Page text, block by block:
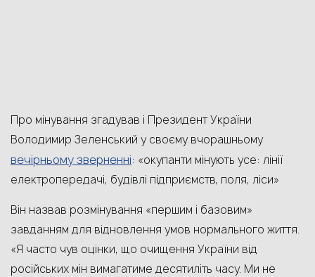
Про мінування згадував і Президент України
Володимир Зеленський у своєму вчорашньому
вечірньому зверненні: «окупанти мінують усе: лінії
електропередачі, будівлі підприємств, поля, ліси»
Він назвав розмінування «першим і базовим»
завданням для відновлення умов нормального життя.
«Я часто чув оцінки, що очищення України від
російських мін вимагатиме десятиліть часу. Ми не